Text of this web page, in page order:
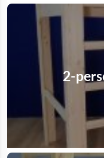
2-